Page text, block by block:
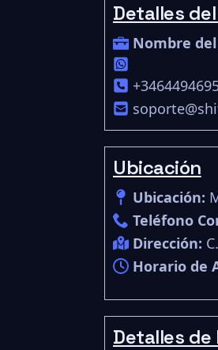
Detalles
Nombre
Ubicación
Ubicación:
Teléfono
Dirección:
Horario de
Detalles